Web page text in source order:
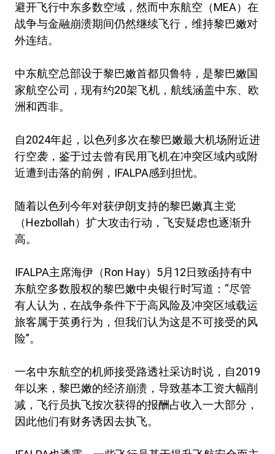
避开飞行中东多数空域，然而中东航空（MEA）在
战争与金融崩溃期间仍然继续飞行，维持黎巴嫩对
外连结。
中东航空总部设于黎巴嫩首都贝鲁特，是黎巴嫩国
家航空公司，现有约20架飞机，航线涵盖中东、欧
洲和西非。
自2024年起，以色列多次在黎巴嫩最大机场附近进
行空袭，鉴于过去曾有民用飞机在冲突区域内或附
近遭到击落的前例，IFALPA感到担忧。
随着以色列今年对获伊朗支持的黎巴嫩真主党
（Hezbollah）扩大攻击行动，飞安疑虑也逐渐升
高。
IFALPA主席海伊（Ron Hay）5月12日致函持有中
东航空多数股权的黎巴嫩中央银行时写道：“尽管
有人认为，在战争条件下于高风险及冲突区域载运
旅客属于英勇行为，但我们认为这是不可接受的风
险”。
一名中东航空的机师接受路透社采访时说，自2019
年以来，黎巴嫩的经济崩溃，导致基本工资大幅削
减，飞行员执飞按次获得的报酬占收入一大部分，
因此他们有财务诱因去执飞。